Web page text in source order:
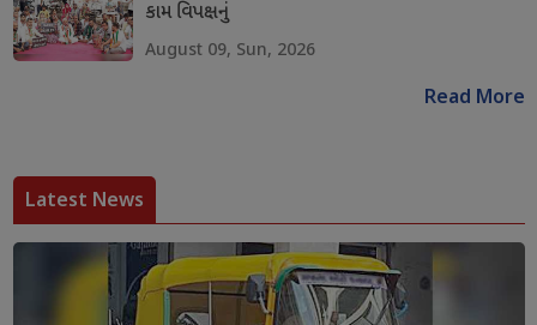
કામ વિપક્ષનું
August 09, Sun, 2026
Read More
Latest News